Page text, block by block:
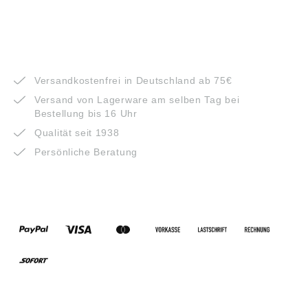
Versandkostenfrei in Deutschland ab 75€
Versand von Lagerware am selben Tag bei
Bestellung bis 16 Uhr
Qualität seit 1938
Persönliche Beratung